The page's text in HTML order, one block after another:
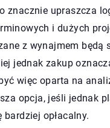
znacznie upraszcza
i dużych
z wynajmem będą
jednak zakup
więc oparta na
opcja, jeśli jednak
opłacalny.